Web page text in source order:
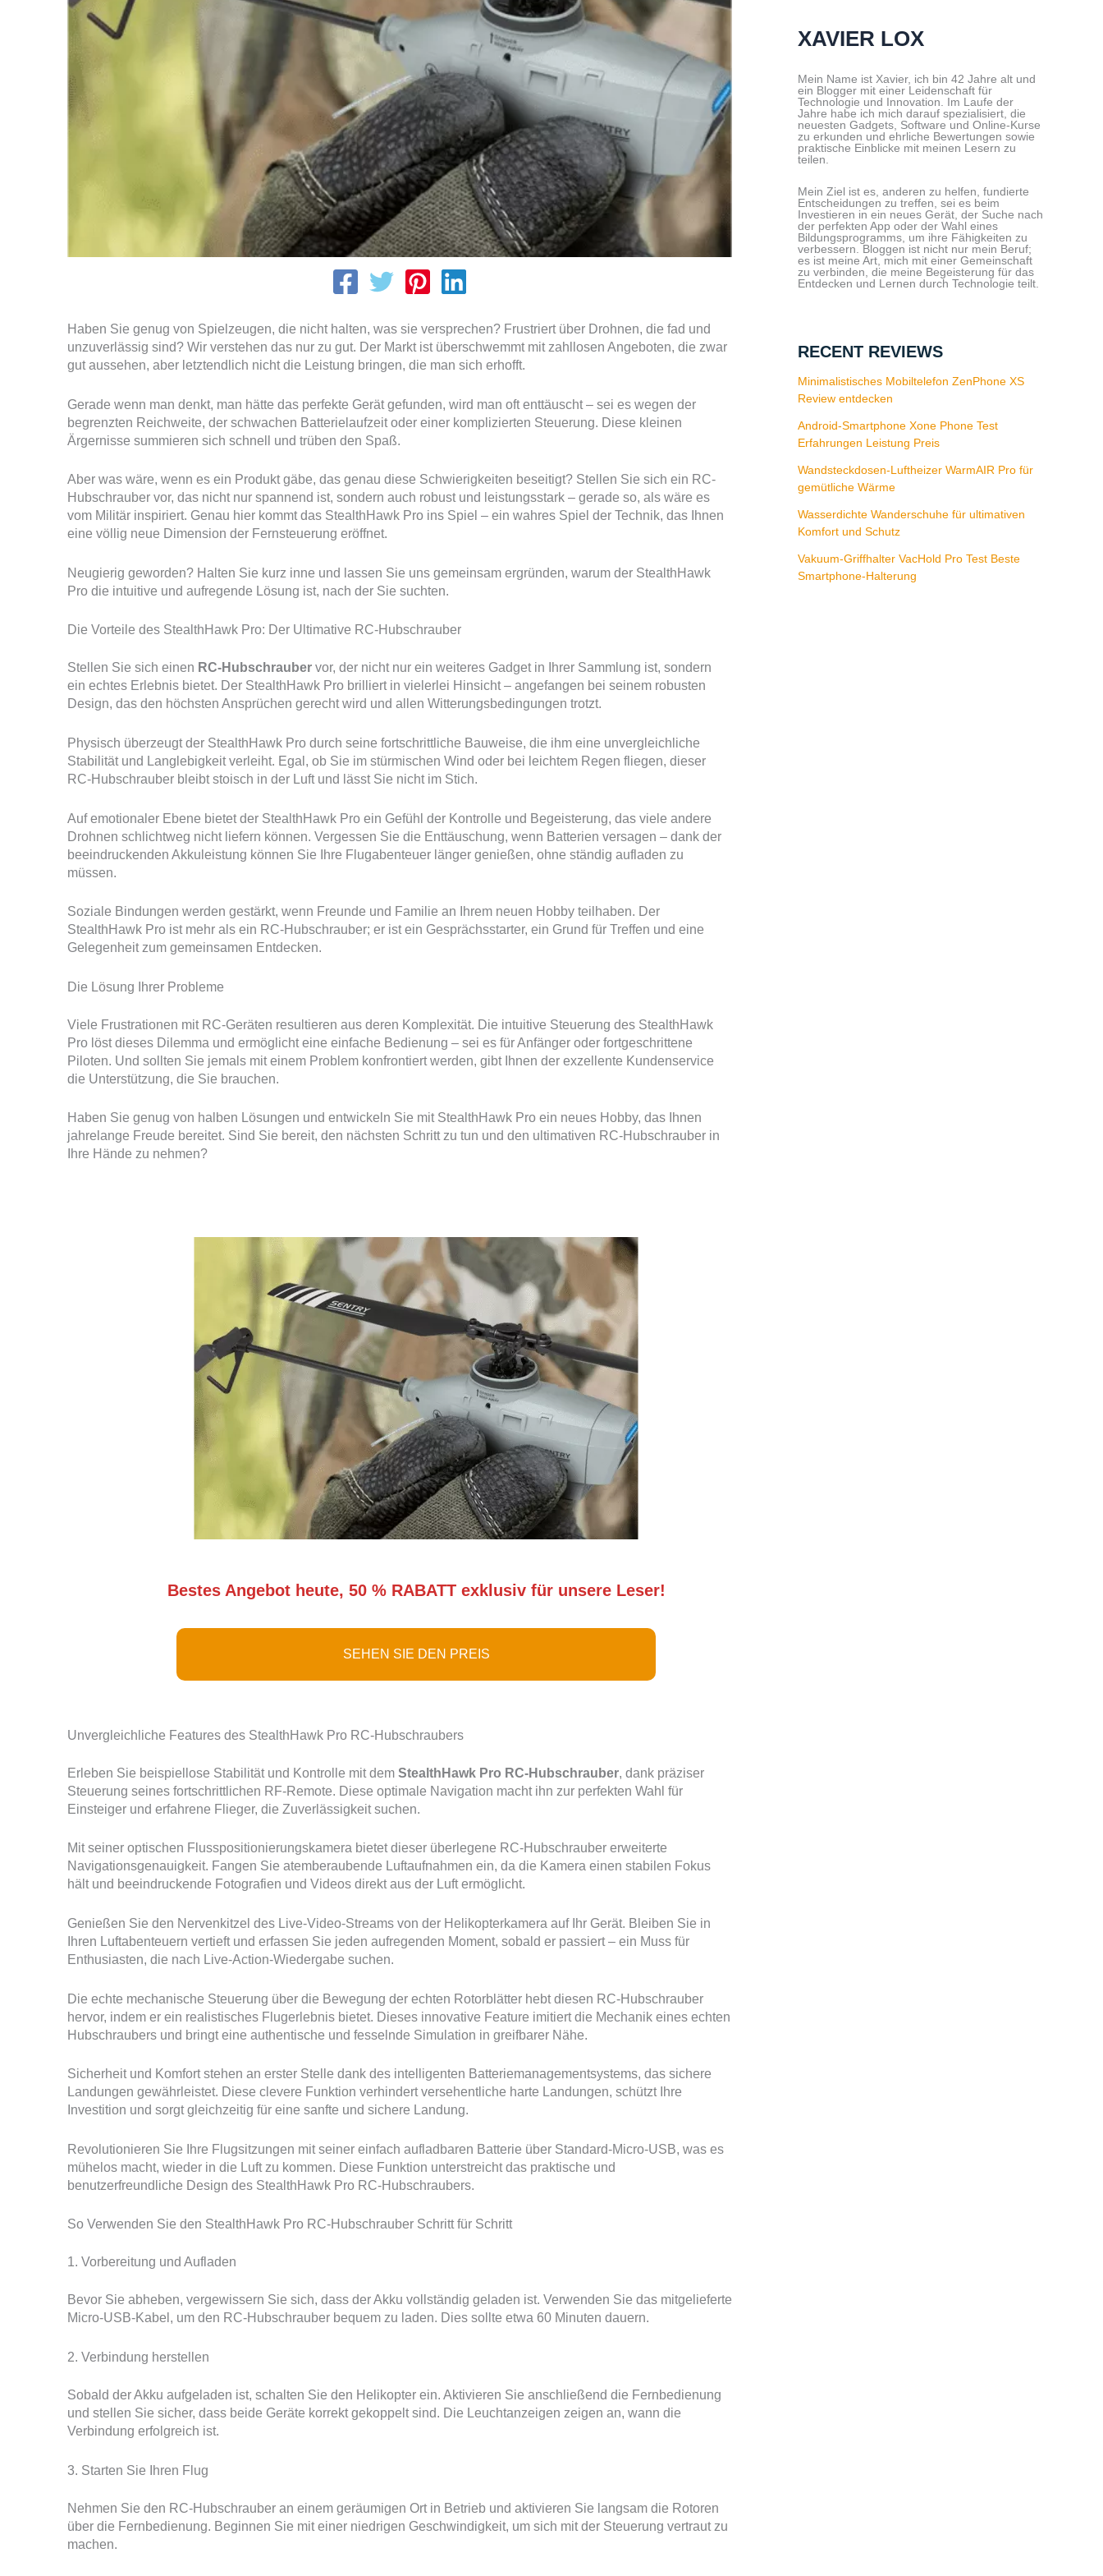
Haben Sie genug von Spielzeugen, die nicht halten, was sie versprechen? Frustriert über Drohnen, die fad und
unzuverlässig sind? Wir verstehen das nur zu gut. Der Markt ist überschwemmt mit zahllosen Angeboten, die zwar
gut aussehen, aber letztendlich nicht die Leistung bringen, die man sich erhofft.
Gerade wenn man denkt, man hätte das perfekte Gerät gefunden, wird man oft enttäuscht – sei es wegen der
begrenzten Reichweite, der schwachen Batterielaufzeit oder einer komplizierten Steuerung. Diese kleinen
Ärgernisse summieren sich schnell und trüben den Spaß.
Aber was wäre, wenn es ein Produkt gäbe, das genau diese Schwierigkeiten beseitigt? Stellen Sie sich ein RC-
Hubschrauber vor, das nicht nur spannend ist, sondern auch robust und leistungsstark – gerade so, als wäre es
vom Militär inspiriert. Genau hier kommt das StealthHawk Pro ins Spiel – ein wahres Spiel der Technik, das Ihnen
eine völlig neue Dimension der Fernsteuerung eröffnet.
Neugierig geworden? Halten Sie kurz inne und lassen Sie uns gemeinsam ergründen, warum der StealthHawk
Pro die intuitive und aufregende Lösung ist, nach der Sie suchten.
Die Vorteile des StealthHawk Pro: Der Ultimative RC-Hubschrauber
Stellen Sie sich einen RC-Hubschrauber vor, der nicht nur ein weiteres Gadget in Ihrer Sammlung ist, sondern
ein echtes Erlebnis bietet. Der StealthHawk Pro brilliert in vielerlei Hinsicht – angefangen bei seinem robusten
Design, das den höchsten Ansprüchen gerecht wird und allen Witterungsbedingungen trotzt.
Physisch überzeugt der StealthHawk Pro durch seine fortschrittliche Bauweise, die ihm eine unvergleichliche
Stabilität und Langlebigkeit verleiht. Egal, ob Sie im stürmischen Wind oder bei leichtem Regen fliegen, dieser
RC-Hubschrauber bleibt stoisch in der Luft und lässt Sie nicht im Stich.
Auf emotionaler Ebene bietet der StealthHawk Pro ein Gefühl der Kontrolle und Begeisterung, das viele andere
Drohnen schlichtweg nicht liefern können. Vergessen Sie die Enttäuschung, wenn Batterien versagen – dank der
beeindruckenden Akkuleistung können Sie Ihre Flugabenteuer länger genießen, ohne ständig aufladen zu
müssen.
Soziale Bindungen werden gestärkt, wenn Freunde und Familie an Ihrem neuen Hobby teilhaben. Der
StealthHawk Pro ist mehr als ein RC-Hubschrauber; er ist ein Gesprächsstarter, ein Grund für Treffen und eine
Gelegenheit zum gemeinsamen Entdecken.
Die Lösung Ihrer Probleme
Viele Frustrationen mit RC-Geräten resultieren aus deren Komplexität. Die intuitive Steuerung des StealthHawk
Pro löst dieses Dilemma und ermöglicht eine einfache Bedienung – sei es für Anfänger oder fortgeschrittene
Piloten. Und sollten Sie jemals mit einem Problem konfrontiert werden, gibt Ihnen der exzellente Kundenservice
die Unterstützung, die Sie brauchen.
Haben Sie genug von halben Lösungen und entwickeln Sie mit StealthHawk Pro ein neues Hobby, das Ihnen
jahrelange Freude bereitet. Sind Sie bereit, den nächsten Schritt zu tun und den ultimativen RC-Hubschrauber in
Ihre Hände zu nehmen?
Bestes Angebot heute, 50 % RABATT exklusiv für unsere Leser!
SEHEN SIE DEN PREIS
Unvergleichliche Features des StealthHawk Pro RC-Hubschraubers
Erleben Sie beispiellose Stabilität und Kontrolle mit dem StealthHawk Pro RC-Hubschrauber, dank präziser
Steuerung seines fortschrittlichen RF-Remote. Diese optimale Navigation macht ihn zur perfekten Wahl für
Einsteiger und erfahrene Flieger, die Zuverlässigkeit suchen.
Mit seiner optischen Flusspositionierungskamera bietet dieser überlegene RC-Hubschrauber erweiterte
Navigationsgenauigkeit. Fangen Sie atemberaubende Luftaufnahmen ein, da die Kamera einen stabilen Fokus
hält und beeindruckende Fotografien und Videos direkt aus der Luft ermöglicht.
Genießen Sie den Nervenkitzel des Live-Video-Streams von der Helikopterkamera auf Ihr Gerät. Bleiben Sie in
Ihren Luftabenteuern vertieft und erfassen Sie jeden aufregenden Moment, sobald er passiert – ein Muss für
Enthusiasten, die nach Live-Action-Wiedergabe suchen.
Die echte mechanische Steuerung über die Bewegung der echten Rotorblätter hebt diesen RC-Hubschrauber
hervor, indem er ein realistisches Flugerlebnis bietet. Dieses innovative Feature imitiert die Mechanik eines echten
Hubschraubers und bringt eine authentische und fesselnde Simulation in greifbarer Nähe.
Sicherheit und Komfort stehen an erster Stelle dank des intelligenten Batteriemanagementsystems, das sichere
Landungen gewährleistet. Diese clevere Funktion verhindert versehentliche harte Landungen, schützt Ihre
Investition und sorgt gleichzeitig für eine sanfte und sichere Landung.
Revolutionieren Sie Ihre Flugsitzungen mit seiner einfach aufladbaren Batterie über Standard-Micro-USB, was es
mühelos macht, wieder in die Luft zu kommen. Diese Funktion unterstreicht das praktische und
benutzerfreundliche Design des StealthHawk Pro RC-Hubschraubers.
So Verwenden Sie den StealthHawk Pro RC-Hubschrauber Schritt für Schritt
1. Vorbereitung und Aufladen
Bevor Sie abheben, vergewissern Sie sich, dass der Akku vollständig geladen ist. Verwenden Sie das mitgelieferte
Micro-USB-Kabel, um den RC-Hubschrauber bequem zu laden. Dies sollte etwa 60 Minuten dauern.
2. Verbindung herstellen
Sobald der Akku aufgeladen ist, schalten Sie den Helikopter ein. Aktivieren Sie anschließend die Fernbedienung
und stellen Sie sicher, dass beide Geräte korrekt gekoppelt sind. Die Leuchtanzeigen zeigen an, wann die
Verbindung erfolgreich ist.
3. Starten Sie Ihren Flug
Nehmen Sie den RC-Hubschrauber an einem geräumigen Ort in Betrieb und aktivieren Sie langsam die Rotoren
über die Fernbedienung. Beginnen Sie mit einer niedrigen Geschwindigkeit, um sich mit der Steuerung vertraut zu
machen.
XAVIER LOX
Mein Name ist Xavier, ich bin 42 Jahre alt und
ein Blogger mit einer Leidenschaft für
Technologie und Innovation. Im Laufe der
Jahre habe ich mich darauf spezialisiert, die
neuesten Gadgets, Software und Online-Kurse
zu erkunden und ehrliche Bewertungen sowie
praktische Einblicke mit meinen Lesern zu
teilen.
Mein Ziel ist es, anderen zu helfen, fundierte
Entscheidungen zu treffen, sei es beim
Investieren in ein neues Gerät, der Suche nach
der perfekten App oder der Wahl eines
Bildungsprogramms, um ihre Fähigkeiten zu
verbessern. Bloggen ist nicht nur mein Beruf;
es ist meine Art, mich mit einer Gemeinschaft
zu verbinden, die meine Begeisterung für das
Entdecken und Lernen durch Technologie teilt.
RECENT REVIEWS
Minimalistisches Mobiltelefon ZenPhone XS
Review entdecken
Android-Smartphone Xone Phone Test
Erfahrungen Leistung Preis
Wandsteckdosen-Luftheizer WarmAIR Pro für
gemütliche Wärme
Wasserdichte Wanderschuhe für ultimativen
Komfort und Schutz
Vakuum-Griffhalter VacHold Pro Test Beste
Smartphone-Halterung